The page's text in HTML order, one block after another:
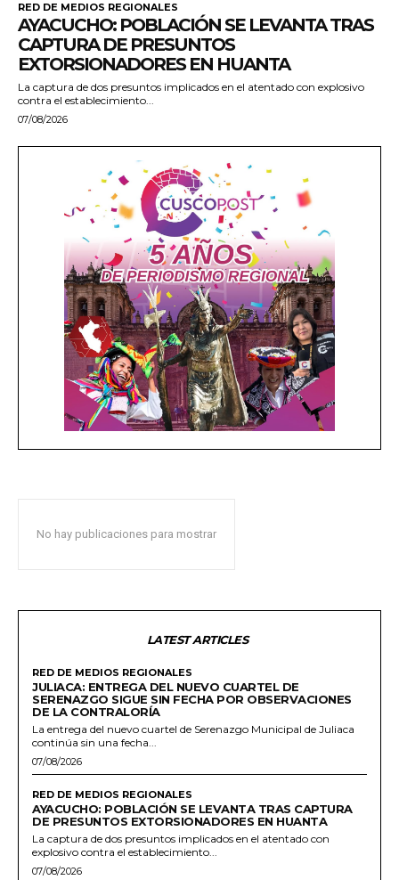
RED DE MEDIOS REGIONALES
AYACUCHO: POBLACIÓN SE LEVANTA TRAS
CAPTURA DE PRESUNTOS
EXTORSIONADORES EN HUANTA
La captura de dos presuntos implicados en el atentado con explosivo
contra el establecimiento...
07/08/2026
No hay publicaciones para mostrar
LATEST ARTICLES
RED DE MEDIOS REGIONALES
JULIACA: ENTREGA DEL NUEVO CUARTEL DE
SERENAZGO SIGUE SIN FECHA POR OBSERVACIONES
DE LA CONTRALORÍA
La entrega del nuevo cuartel de Serenazgo Municipal de Juliaca
continúa sin una fecha...
07/08/2026
RED DE MEDIOS REGIONALES
AYACUCHO: POBLACIÓN SE LEVANTA TRAS CAPTURA
DE PRESUNTOS EXTORSIONADORES EN HUANTA
La captura de dos presuntos implicados en el atentado con
explosivo contra el establecimiento...
07/08/2026